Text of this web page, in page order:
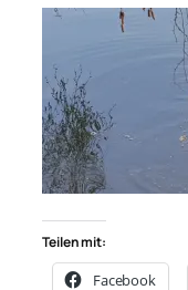
Teilen mit:
Facebook